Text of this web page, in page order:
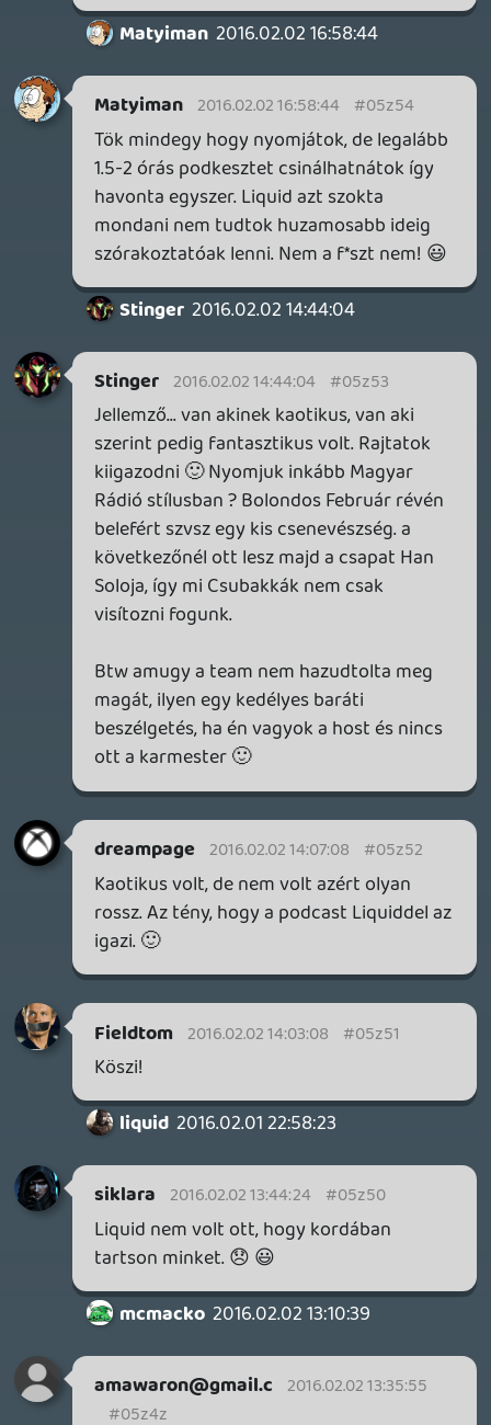
térmikit használtunk, ahol nincs semmi
plusz fék (pl körbeadogatás), ami
sti 2016.02.02 09:44:19
shearer 2016.02.02 12:16:16 #05z4x
Ez állat volt! Rég röhögtem ennyit
podcasten. 😃
sandorsz
Nincs Liquid? 😞 Jó hogy írtad, így nálam
kimarad.
sti 2016.02.02 09:44:19
2016.02.02 09:44:19 #05z4v
Ez nagyon kaotikus lett. Mint mindig,
mikor nincs Liquid...
Drazse 2016.02.02 09:41:14
Reméltem, hogy valaki bedobja az elején,
hogy "VR the world", de nem így lett.
casper007
Köszi a podcastet! Indie vs. AAA: engem
legalább annyira idegesít, amikor valaki
kizárólag a nagy költségvetésű
fejlesztéseket tartja játéknak, mint egy
másik embert, ha valamit csak azért
magasztalnak, mert indie. 😃
2016.02.01 22:58:23
Konkrétan: ezt osztottuk fel az intro és
outro között.
Fieldtom 2016.02.01 21:59:53
Fieldtom 2016.02.01 22:52:19 #05z4r
Köszi!
ne5h 2016.02.01 22:03:53
ne5h 2016.02.01 22:03:53 #05z4q
Life is Strange soundtrack.
Fieldtom 2016.02.01 21:59:53
Fieldtom 2016.02.01 21:59:53